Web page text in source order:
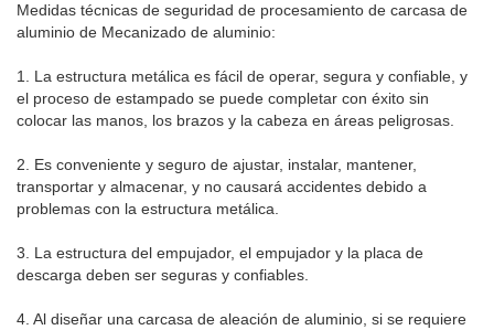
Medidas técnicas de seguridad de procesamiento de carcasa de
aluminio de Mecanizado de aluminio:
1. La estructura metálica es fácil de operar, segura y confiable, y
el proceso de estampado se puede completar con éxito sin
colocar las manos, los brazos y la cabeza en áreas peligrosas.
2. Es conveniente y seguro de ajustar, instalar, mantener,
transportar y almacenar, y no causará accidentes debido a
problemas con la estructura metálica.
3. La estructura del empujador, el empujador y la placa de
descarga deben ser seguras y confiables.
4. Al diseñar una carcasa de aleación de aluminio, si se requiere